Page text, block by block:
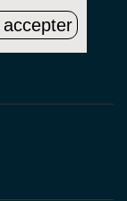
accepter